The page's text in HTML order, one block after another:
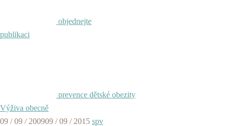
objednejte
publikaci
prevence dětské obezity
Výživa obecně
09 / 09 / 200909 / 09 / 2015 spv